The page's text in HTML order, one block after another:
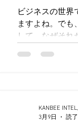
見受けられま
なくなっている
イスという仕組
という仕組みの
は、
ビジネスの世界
ますよね。でも
して、なぜそれ
性」や「魅力
やストーリー
KANBEE
3月9日
読